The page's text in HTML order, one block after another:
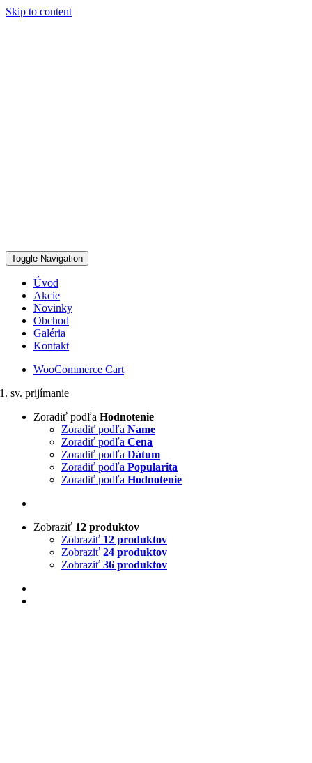
Skip to content
Toggle Navigation
Úvod
Akcie
Novinky
Obchod
Galéria
Kontakt
WooCommerce Cart
1. sv. prijímanie
Zoradiť podľa Hodnotenie
Zoradiť podľa Name
Zoradiť podľa Cena
Zoradiť podľa Dátum
Zoradiť podľa Popularita
Zoradiť podľa Hodnotenie
Zobraziť 12 produktov
Zobraziť 12 produktov
Zobraziť 24 produktov
Zobraziť 36 produktov